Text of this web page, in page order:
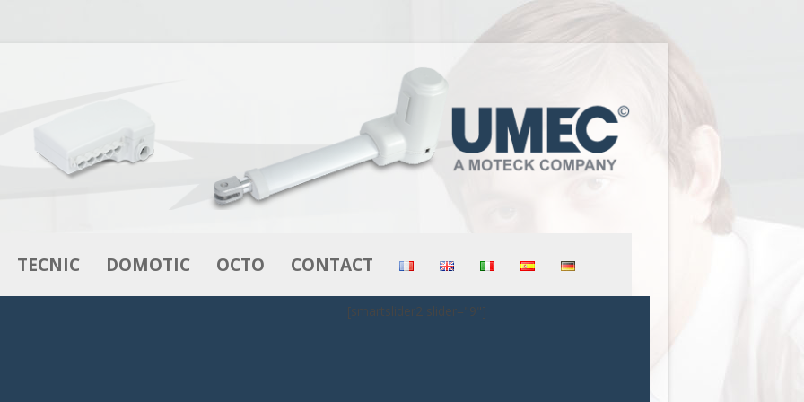
TECNIC DOMOTIC OCTO
L’INNOVATION EN LITERIE
CONTACT
[smartslider2 slider="9"]